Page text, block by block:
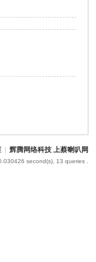
辉腾网络科技 上蔡喇叭网
second(s), 13 queries .